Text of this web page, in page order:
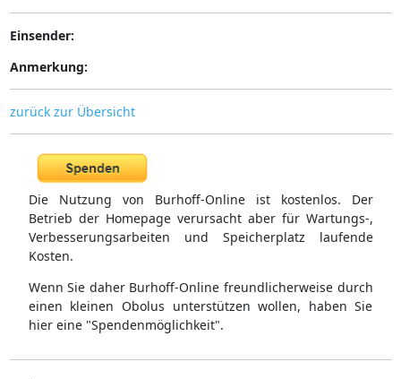
Einsender:
Anmerkung:
zurück zur Übersicht
Die Nutzung von Burhoff-Online ist kostenlos. Der
Betrieb der Homepage verursacht aber für Wartungs-,
Verbesserungsarbeiten und Speicherplatz laufende
Kosten.
Wenn Sie daher Burhoff-Online freundlicherweise durch
einen kleinen Obolus unterstützen wollen, haben Sie
hier eine "Spendenmöglichkeit".